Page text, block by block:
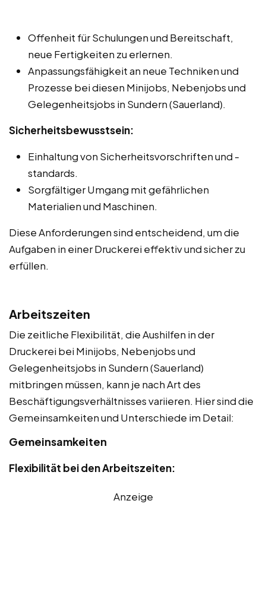
Offenheit für Schulungen und Bereitschaft,
neue Fertigkeiten zu erlernen.
Anpassungsfähigkeit an neue Techniken und
Prozesse bei diesen Minijobs, Nebenjobs und
Gelegenheitsjobs in Sundern (Sauerland).
Sicherheitsbewusstsein:
Einhaltung von Sicherheitsvorschriften und -
standards.
Sorgfältiger Umgang mit gefährlichen
Materialien und Maschinen.
Diese Anforderungen sind entscheidend, um die
Aufgaben in einer Druckerei effektiv und sicher zu
erfüllen.
Arbeitszeiten
Die zeitliche Flexibilität, die Aushilfen in der
Druckerei bei Minijobs, Nebenjobs und
Gelegenheitsjobs in Sundern (Sauerland)
mitbringen müssen, kann je nach Art des
Beschäftigungsverhältnisses variieren. Hier sind die
Gemeinsamkeiten und Unterschiede im Detail:
Gemeinsamkeiten
Flexibilität bei den Arbeitszeiten:
Anzeige